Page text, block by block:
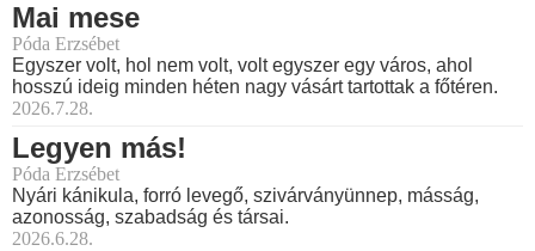
Mai mese
Póda Erzsébet
Egyszer volt, hol nem volt, volt egyszer egy város, ahol
hosszú ideig minden héten nagy vásárt tartottak a főtéren.
2026.7.28.
Legyen más!
Póda Erzsébet
Nyári kánikula, forró levegő, szivárványünnep, másság,
azonosság, szabadság és társai.
2026.6.28.